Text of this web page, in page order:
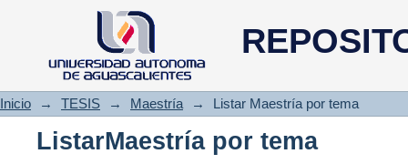
ListarMaestría por tema
Inicio → TESIS → Maestría → Listar Maestría por tema
ListarMaestría por tema